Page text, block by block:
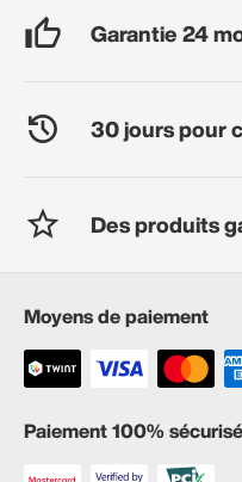
Garantie 24
30 jours pour
Des produits
Moyens de paiement
Paiement 100% sécurisé